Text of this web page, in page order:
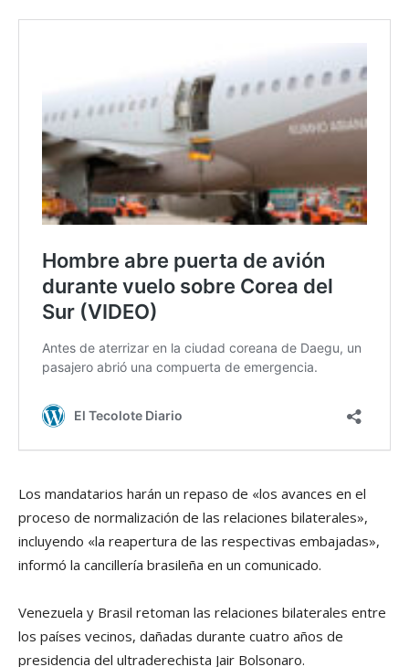
Los mandatarios harán un repaso de «los avances en el
proceso de normalización de las relaciones bilaterales»,
incluyendo «la reapertura de las respectivas embajadas»,
informó la cancillería brasileña en un comunicado.
Venezuela y Brasil retoman las relaciones bilaterales entre
los países vecinos, dañadas durante cuatro años de
presidencia del ultraderechista Jair Bolsonaro.